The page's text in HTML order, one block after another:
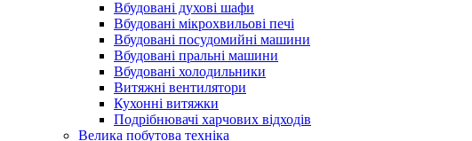
Вбудовані духові шафи
Вбудовані мікрохвильові печі
Вбудовані посудомийні машини
Вбудовані пральні машини
Вбудовані холодильники
Витяжні вентилятори
Кухонні витяжки
Подрібнювачі харчових відходів
Велика побутова техніка